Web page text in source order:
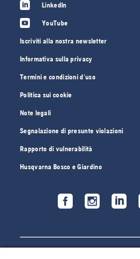
LinkedIn
YouTube
Iscriviti alla nostra newsletter
Informativa sulla privacy
Termini e condizioni d'uso
Politica sui cookie
Note legali
Segnalazione di presunte violazioni
Rapporto di vulnerabilità
Husqvarna Bosco e Giardino